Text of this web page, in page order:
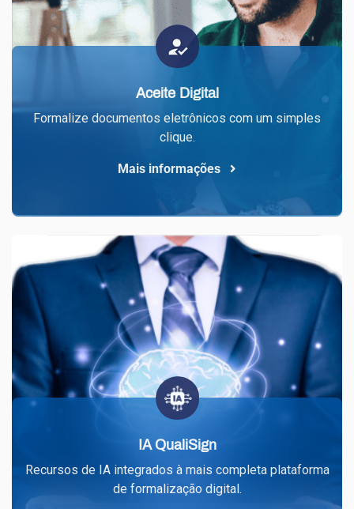
Aceite Digital
Formalize documentos eletrônicos com um simples
clique.
Mais informações
IA QualiSign
Recursos de IA integrados à mais completa plataforma
de formalização digital.